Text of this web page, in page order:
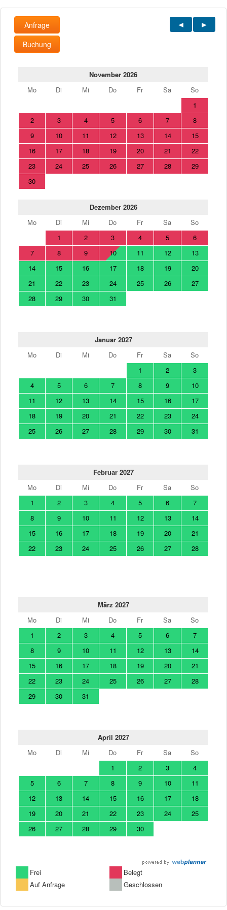
Anfrage
Buchung
November 2026
Mo
Di Mi Do Fr Sa
So
1
2
3 4 5 6 7
8
9
10 11 12 13 14
15
16
17 18 19 20 21
22
23
24 25 26 27 28
29
30
Dezember 2026
Mo
Di Mi Do Fr Sa
So
1
2 3 4 5
6
7
8 9 10 11 12
13
14
15 16 17 18 19
20
21
22 23 24 25 26
27
28
29 30 31
Januar 2027
Mo
Di Mi Do Fr Sa
So
1
2
3
4
5 6 7 8 9
10
11
12 13 14 15 16
17
18
19 20 21 22 23
24
25
26 27 28 29 30 31
Februar 2027
Mo
Di Mi Do Fr Sa
So
1
2 3 4 5 6
7
8
9 10 11 12 13
14
15
16 17 18 19 20
21
22
23 24 25 26 27 28
März 2027
Mo
Di Mi Do Fr Sa
So
1
2 3 4 5 6
7
8
9 10 11 12 13
14
15
16 17 18 19 20
21
22
23 24 25 26 27
28
29
30 31
April 2027
Mo
Di Mi Do Fr Sa
So
1
2 3
4
5
6 7 8 9 10
11
12
13 14 15 16 17
18
19
20 21 22 23 24
25
26
27 28 29 30
Frei
Belegt
Auf Anfrage
Geschlossen